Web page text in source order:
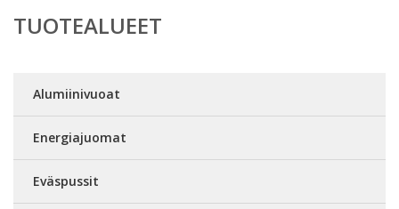
TUOTEALUEET
Alumiinivuoat
Energiajuomat
Eväspussit